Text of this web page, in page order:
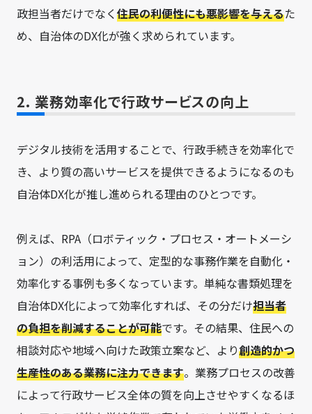
政担当者だけでなく 住民の利便性にも悪影響を与えるた
め、自治体のDX化が強く求められています。
2. 業務効率化で行政サービスの向上
デジタル技術を活用することで、行政手続きを効率化で
き、より質の高いサービスを提供できるようになるのも
自治体DX化が推し進められる理由のひとつです。
例えば、RPA（ロボティック・プロセス・オートメーシ
ョン）の利活用によって、定型的な事務作業を自動化・
効率化する事例も多くなっています。単純な書類処理を
自治体DX化によって効率化すれば、その分だけ担当者
の負担を削減することが可能です。その結果、住民への
相談対応や地域へ向けた政策立案など、より創造的かつ
生産性のある業務に注力できます。業務プロセスの改善
によって行政サービス全体の質を向上させやすくなるほ